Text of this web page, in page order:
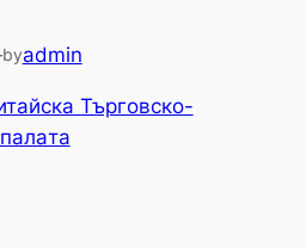
byadmin
Търговско-